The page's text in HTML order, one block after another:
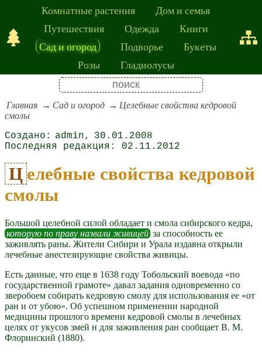
Комнатные растения
Дом и семья
Путешествия
Одежда
Книги
Сад и огород
Подворье
Букеты
Розы
Гладиолусы
Главная Сад и огород
Целебные свойства кедровой
смолы
admin
30.01.2008
02.11.2012
Целебные свойства кедровой
смолы
Большой целебной силой обладает и смола сибирского кедра,
которую по праву назвали живицей за способность ее
заживлять раны. Жители Сибири и Урала издавна открыли
лечебные анестезирующие свойства живицы.
Есть данные, что еще в 1638 году Тобольский воевода «по
государственной грамоте» давал задания одновременно со
зверобоем собирать кедровую смолу для использования ее «от
ран и от убою». Об успешном применении народной
медицины прошлого времени кедровой смолы в лечебных
целях от укусов змей н для заживления ран сообщает В. М.
Флоринский (1880).